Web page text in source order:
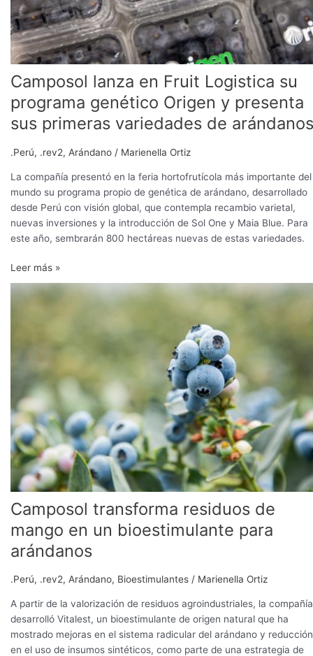
Camposol lanza en Fruit Logistica su
programa genético Origen y presenta
sus primeras variedades de arándanos
.Perú, .rev2, Arándano / Marienella Ortiz
La compañía presentó en la feria hortofrutícola más importante del
mundo su programa propio de genética de arándano, desarrollado
desde Perú con visión global, que contempla recambio varietal,
nuevas inversiones y la introducción de Sol One y Maia Blue. Para
este año, sembrarán 800 hectáreas nuevas de estas variedades.
presenta
sus
primeras
variedades
de
arándanos
Leer más »
Camposol transforma residuos de
mango en un bioestimulante para
arándanos
.Perú, .rev2, Arándano, Bioestimulantes / Marienella Ortiz
A partir de la valorización de residuos agroindustriales, la compañía
desarrolló Vitalest, un bioestimulante de origen natural que ha
mostrado mejoras en el sistema radicular del arándano y reducción
en el uso de insumos sintéticos, como parte de una estrategia de
Camposol
bioestimulante
para
arándanos